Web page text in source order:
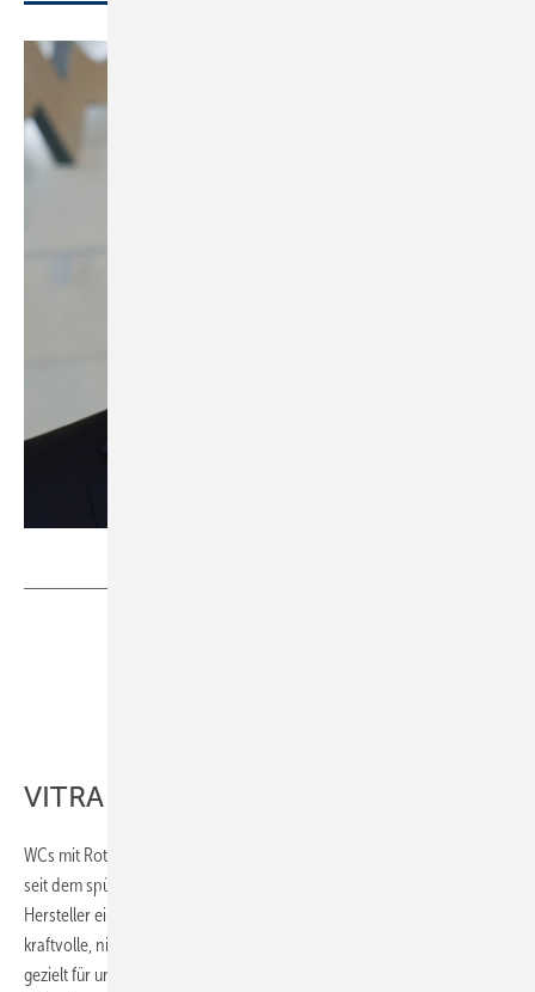
VITRA
WCs mit Rotationsspülung sind eine der wichtigsten Entwicklungen
seit dem spülrandlosen WC. Mit ­QuantumFlush bietet Vitra als einziger
Hersteller eine Lösung mit Laminarstrahl, die das Wasser in drei
kraftvolle, nicht kollidierende Ströme leitet. ­QuantumFlush wurde
gezielt für unsere DACH-Kunden entwickelt und erfüllt die strengen